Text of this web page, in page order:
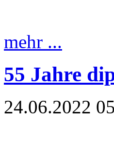
mehr ...
55 Jahre
24.06.2022